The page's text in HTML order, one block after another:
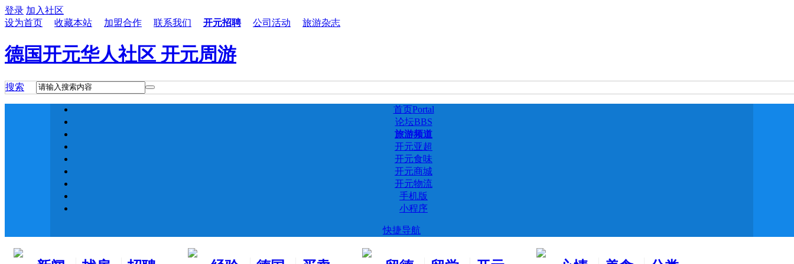
登录 加入社区
设为首页
收藏本站 加盟合作 联系我们 开元招聘 公司活动 旅游杂志
德国开元华人社区 开元周游
搜索
首页Portal
论坛BBS
旅游频道
开元亚超
开元食味
开元商城
开元物流
手机版
小程序
快捷导航